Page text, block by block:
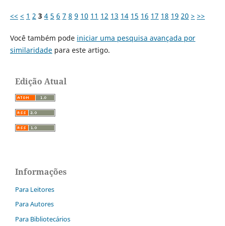
<< < 1 2 3 4 5 6 7 8 9 10 11 12 13 14 15 16 17 18 19 20 > >>
Você também pode iniciar uma pesquisa avançada por
similaridadepara este artigo.
Edição Atual
Informações
Para Leitores
Para Autores
Para Bibliotecários